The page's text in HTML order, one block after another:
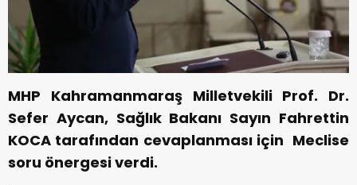
MHP Kahramanmaraş Milletvekili Prof. Dr.
Sefer Aycan, Sağlık Bakanı Sayın Fahrettin
KOCA tarafından cevaplanması için Meclise
soru önergesi verdi.